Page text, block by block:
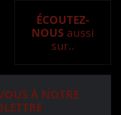
ÉCOUTEZ-
NOUS aussi
sur..
À NOTRE